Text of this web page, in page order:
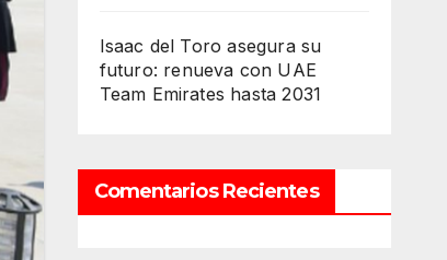
Isaac del Toro asegura su
futuro: renueva con UAE
Team Emirates hasta 2031
Comentarios Recientes